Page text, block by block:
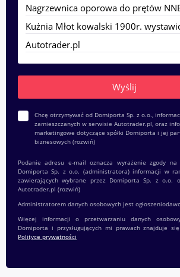
Chcę otrzymywać od Domiporta Sp. z o.o.,
zamieszczanych w serwisie Autotrader.pl, oraz
marketingowe dotyczące spółki Domiporta i jej
biznesowych (rozwiń)
Podanie adresu e-mail oznacza wyrażenie zgody
Domiporta Sp. z o.o. (administratora) informacji w
zawierających wybrane przez Domiporta Sp. z o.o.
Autotrader.pl (rozwiń)
Administratorem danych osobowych jest
Więcej informacji o przetwarzaniu danych
Domiporta i przysługujących mi prawach znajduje
Polityce prywatności